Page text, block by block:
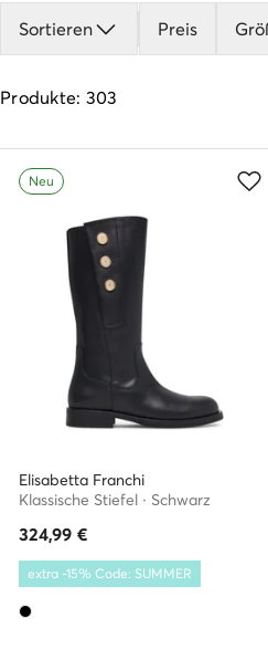
Sortieren Preis
Produkte: 303
Neu
Elisabetta Franchi
Klassische Stiefel · Schwarz
324,99 €
extra -15% Code: SUMMER